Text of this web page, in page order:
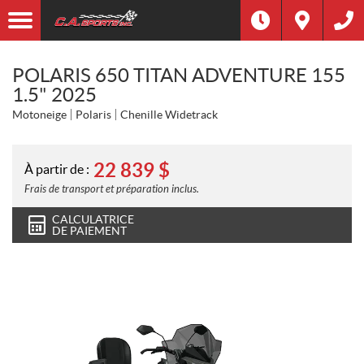
POLARIS 650 TITAN ADVENTURE 155
1.5" 2025
Motoneige Polaris Chenille Widetrack
À partir de : 22 839 $
Frais de transport et préparation inclus.
CALCULATRICE
DE PAIEMENT